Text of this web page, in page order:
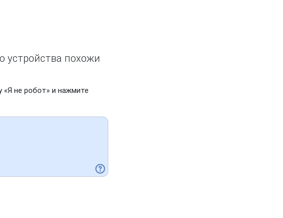
устройства похожи
не робот» и нажмите